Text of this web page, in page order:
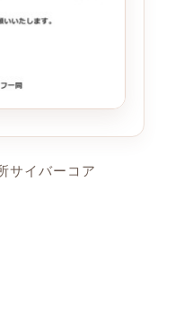
サイバーコア